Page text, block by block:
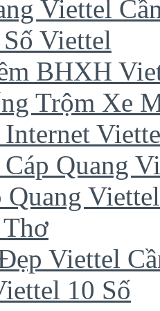
Viettel
Viettel
BHXH
Trộm Xe
Quang
Quang
Viettel
10 Số